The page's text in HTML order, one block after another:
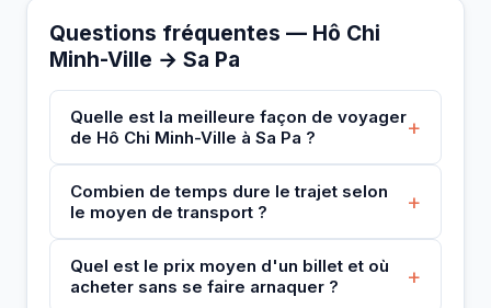
Questions fréquentes — Hô Chi
Minh-Ville → Sa Pa
Quelle est la meilleure façon de voyager
de Hô Chi Minh-Ville à Sa Pa ?
+
Combien de temps dure le trajet selon
le moyen de transport ?
+
Quel est le prix moyen d'un billet et où
acheter sans se faire arnaquer ?
+